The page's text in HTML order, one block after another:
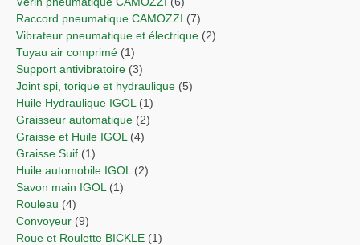
Raccord pneumatique CAMOZZI (7)
Vibrateur pneumatique et électrique (2)
Tuyau air comprimé (1)
Support antivibratoire (3)
Joint spi, torique et hydraulique (5)
Huile Hydraulique IGOL (1)
Graisseur automatique (2)
Graisse et Huile IGOL (4)
Graisse Suif (1)
Huile automobile IGOL (2)
Savon main IGOL (1)
Rouleau (4)
Convoyeur (9)
Roue et Roulette BICKLE (1)